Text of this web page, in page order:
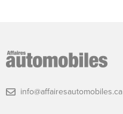
info@affairesautomobiles.ca